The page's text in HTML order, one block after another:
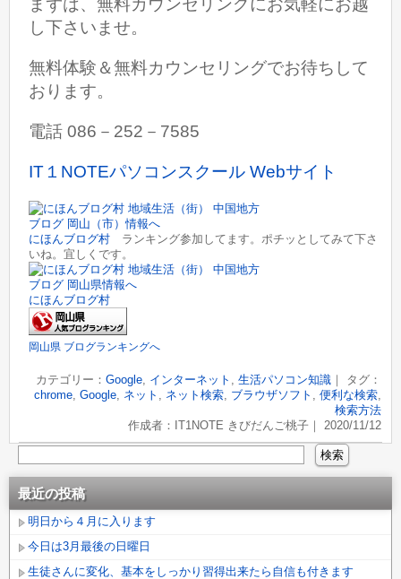
し下さいませ。
無料体験＆無料カウンセリングでお待ちして
おります。
電話 086－252－7585
IT１NOTEパソコンスクール Webサイト
にほんブログ村 ランキング参加してます。ポチッとしてみて下さ
いね。宜しくです。
にほんブログ村
岡山県 ブログランキングへ
カテゴリー： Google, インターネット 生活パソコン知識｜ タグ：
chrome, Google, ネット ネット検索, ブラウザソフト 便利な検索,
検索方法
作成者：IT1NOTE きびだんご桃子｜ 2020/11/12
最近の投稿
明日から４月に入ります
今日は3月最後の日曜日
生徒さんに変化、基本をしっかり習得出来たら自信も付きます